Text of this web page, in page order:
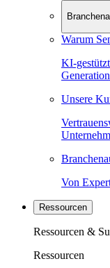
Warum
KI-
Unsere
Von
Ressourcen
Ressourcen &
Ressourcen